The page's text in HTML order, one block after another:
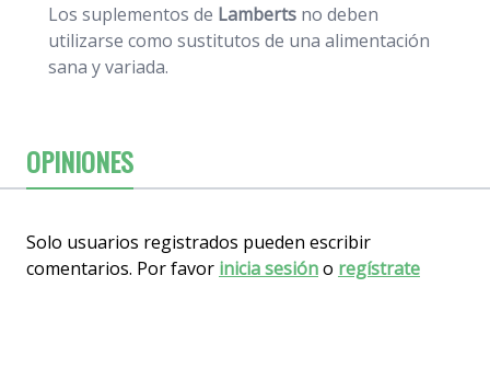
Los suplementos de Lamberts no deben
utilizarse como sustitutos de una alimentación
sana y variada.
OPINIONES
Solo usuarios registrados pueden escribir
comentarios. Por favor inicia sesióno regístrate